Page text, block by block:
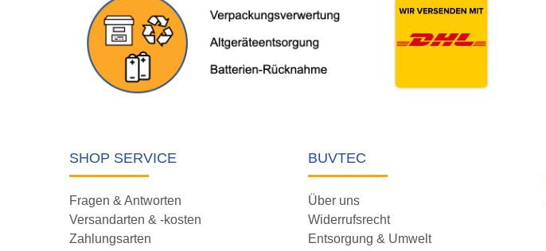
SHOP SERVICE
Fragen & Antworten
Versandarten & -kosten
Zahlungsarten
BUVTEC
Über uns
Widerrufsrecht
Entsorgung & Umwelt